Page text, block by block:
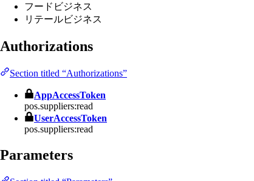
フードビジネス
リテールビジネス
Authorizations
Section titled “Authorizations”
AppAccessToken
pos.suppliers:read
UserAccessToken
pos.suppliers:read
Parameters